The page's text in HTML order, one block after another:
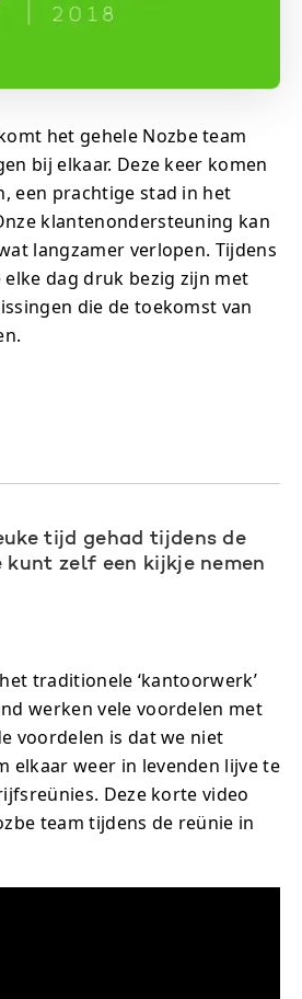
het gehele Nozbe team
bij elkaar. Deze keer komen
een prachtige stad in het
klantenondersteuning kan
langzamer verlopen. Tijdens
dag druk bezig zijn met
die de toekomst van
tijd gehad tijdens de
kunt zelf een kijkje nemen
traditionele ‘kantoorwerk’
werken vele voordelen met
voordelen is dat we niet
elkaar weer in levenden lijve te
Deze korte video
team tijdens de reünie in